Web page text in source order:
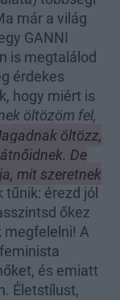
már a világ
GANNI
is megtalálod
érdekes
hogy miért is
öltözöm fel,
öltözz,
De
mit szeretnek
érezd jól
őkez
megfelelni! A
és emiatt
Életstílust,